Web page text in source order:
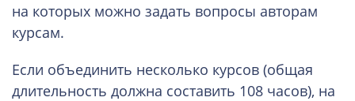
на которых можно задать вопросы авторам
курсам.
Если объединить несколько курсов (общая
длительность должна составить 108 часов), на